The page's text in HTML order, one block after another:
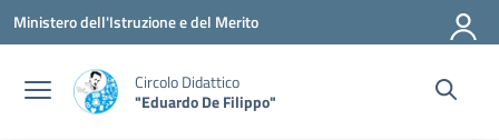
Vai ai contenuti
Vai al menu di navigazione
Vai al footer
Ministero dell'Istruzione e del Merito
Circolo Didattico
"Eduardo De Filippo"